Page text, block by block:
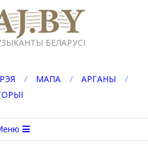
БЕЛАРУСІ
МАПА
АРГАНЫ